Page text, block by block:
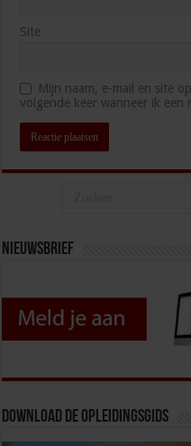
Site
Mijn naam, e-mail en site
volgende keer wanneer ik een
Nieuwsbrief
Download de opleidingsgids